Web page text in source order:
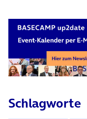
Schlagworte